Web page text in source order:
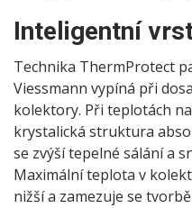
Inteligentní
Technika ThermProtect
Viessmann vypíná při
kolektory. Při teplotách
krystalická struktura
se zvýší tepelné sálání a
Maximální teplota v
nižší a zamezuje se